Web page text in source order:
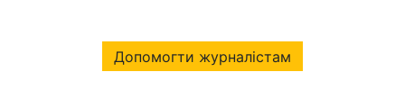
Допомогти журналістам